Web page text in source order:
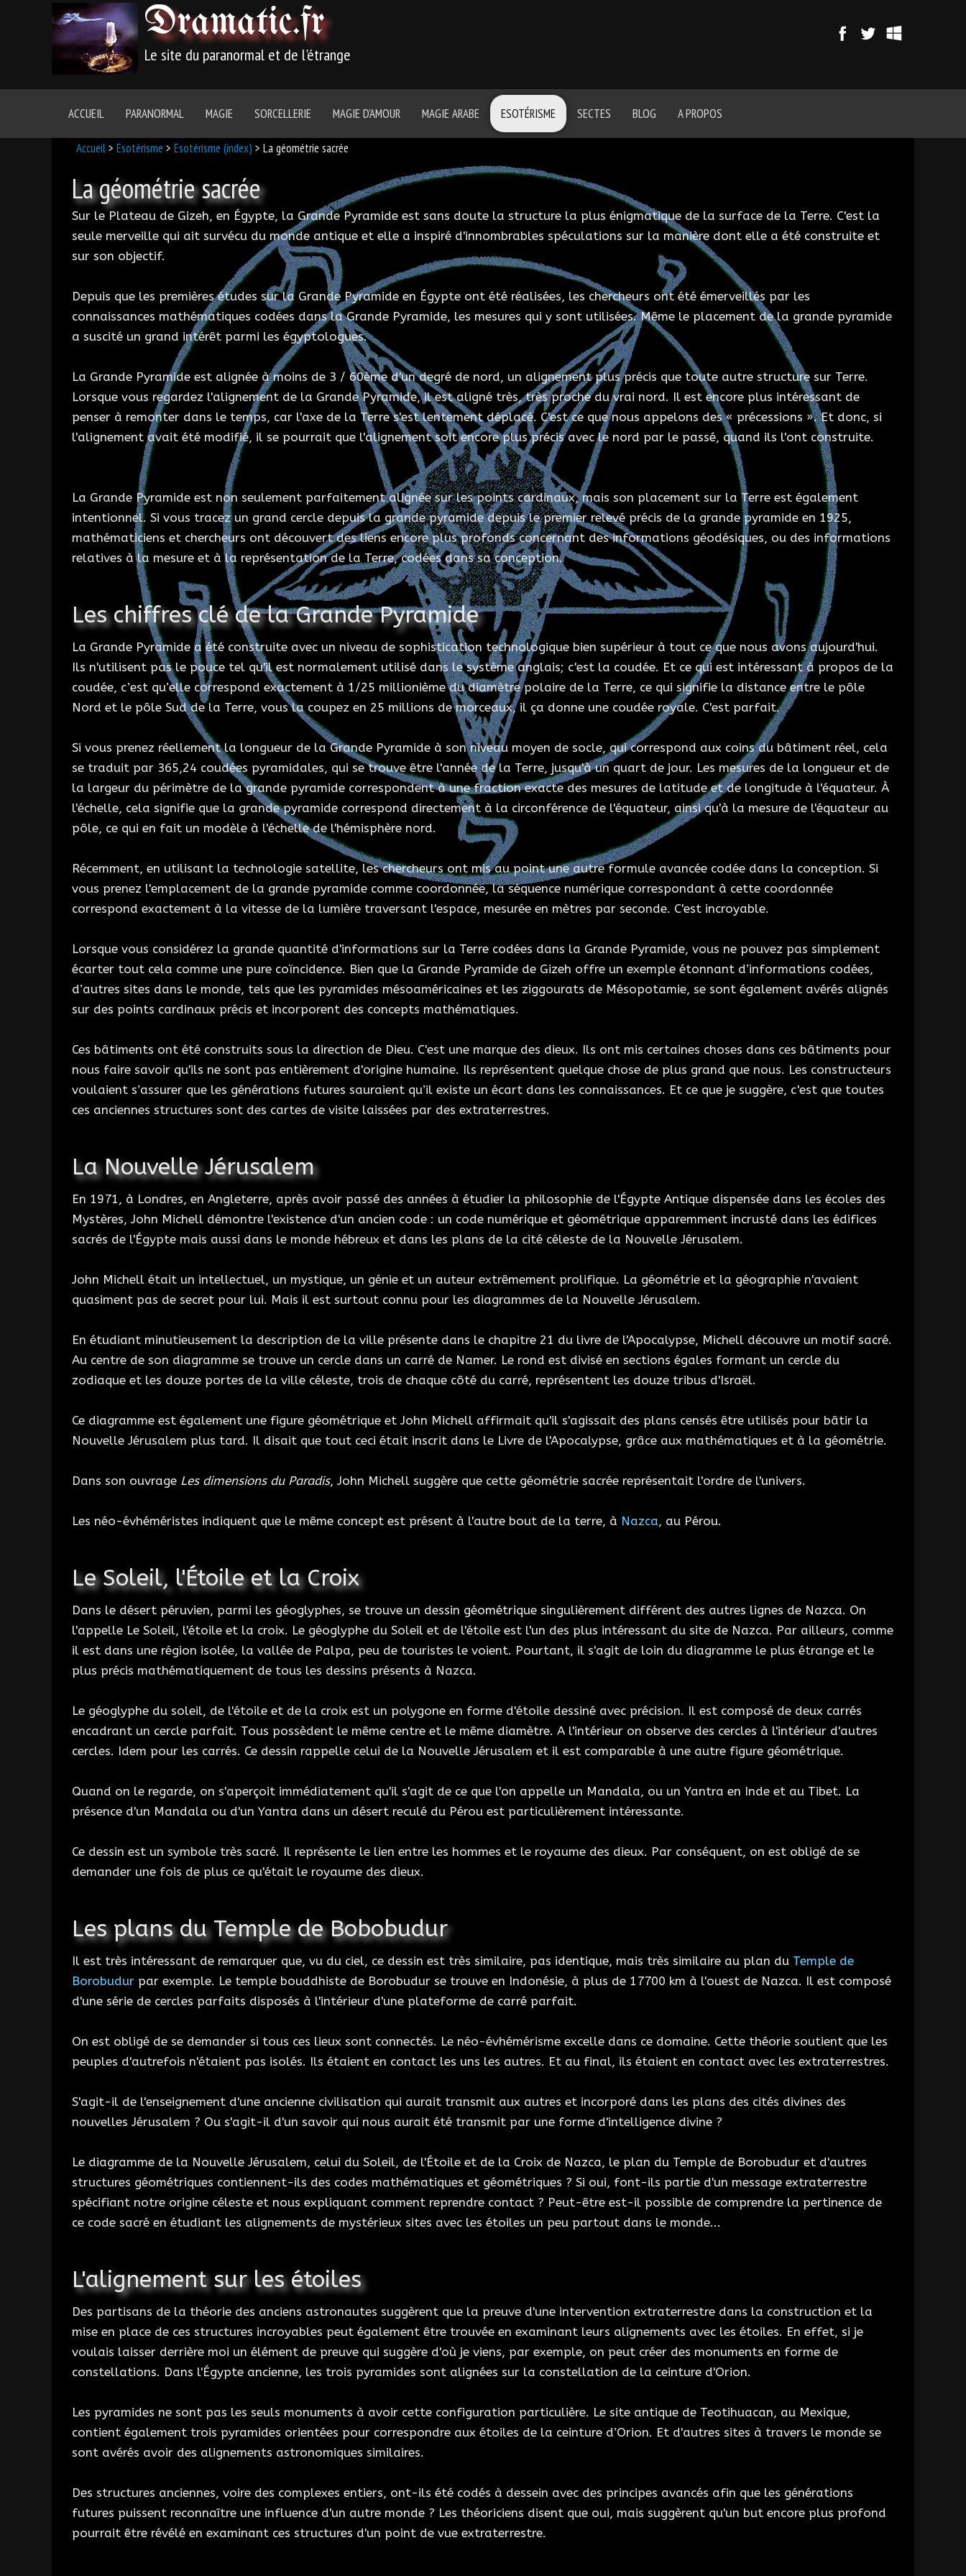
Dramatic.fr
Le site du paranormal et de l'étrange
ACCUEIL PARANORMAL MAGIE SORCELLERIE MAGIE D'AMOUR MAGIE ARABE ESOTÉRISME SECTES BLOG A PROPOS
Accueil> Esotérisme > Esotérisme (index) > La géométrie sacrée
La géométrie sacrée
Sur le Plateau de Gizeh, en Égypte, la Grande Pyramide est sans doute la structure la plus énigmatique de la surface de la Terre. C'est la
seule merveille qui ait survécu du monde antique et elle a inspiré d'innombrables spéculations sur la manière dont elle a été construite et
sur son objectif.
Depuis que les premières études sur la Grande Pyramide en Égypte ont été réalisées, les chercheurs ont été émerveillés par les
connaissances mathématiques codées dans la Grande Pyramide, les mesures qui y sont utilisées. Même le placement de la grande pyramide
a suscité un grand intérêt parmi les égyptologues.
La Grande Pyramide est alignée à moins de 3 / 60ème d'un degré de nord, un alignement plus précis que toute autre structure sur Terre.
Lorsque vous regardez l'alignement de la Grande Pyramide, il est aligné très, très proche du vrai nord. Il est encore plus intéressant de
penser à remonter dans le temps, car l'axe de la Terre s'est lentement déplacé. C'est ce que nous appelons des « précessions ». Et donc, si
l'alignement avait été modifié, il se pourrait que l'alignement soit encore plus précis avec le nord par le passé, quand ils l'ont construite.
La Grande Pyramide est non seulement parfaitement alignée sur les points cardinaux, mais son placement sur la Terre est également
intentionnel. Si vous tracez un grand cercle depuis la grande pyramide depuis le premier relevé précis de la grande pyramide en 1925,
mathématiciens et chercheurs ont découvert des liens encore plus profonds concernant des informations géodésiques, ou des informations
relatives à la mesure et à la représentation de la Terre, codées dans sa conception.
Les chiffres clé de la Grande Pyramide
La Grande Pyramide a été construite avec un niveau de sophistication technologique bien supérieur à tout ce que nous avons aujourd'hui.
Ils n'utilisent pas le pouce tel qu'il est normalement utilisé dans le système anglais; c'est la coudée. Et ce qui est intéressant à propos de la
coudée, c’est qu’elle correspond exactement à 1/25 millionième du diamètre polaire de la Terre, ce qui signifie la distance entre le pôle
Nord et le pôle Sud de la Terre, vous la coupez en 25 millions de morceaux, il ça donne une coudée royale. C'est parfait.
Si vous prenez réellement la longueur de la Grande Pyramide à son niveau moyen de socle, qui correspond aux coins du bâtiment réel, cela
se traduit par 365,24 coudées pyramidales, qui se trouve être l'année de la Terre, jusqu'à un quart de jour. Les mesures de la longueur et de
la largeur du périmètre de la grande pyramide correspondent à une fraction exacte des mesures de latitude et de longitude à l'équateur. À
l'échelle, cela signifie que la grande pyramide correspond directement à la circonférence de l'équateur, ainsi qu'à la mesure de l'équateur au
pôle, ce qui en fait un modèle à l'échelle de l'hémisphère nord.
Récemment, en utilisant la technologie satellite, les chercheurs ont mis au point une autre formule avancée codée dans la conception. Si
vous prenez l'emplacement de la grande pyramide comme coordonnée, la séquence numérique correspondant à cette coordonnée
correspond exactement à la vitesse de la lumière traversant l'espace, mesurée en mètres par seconde. C'est incroyable.
Lorsque vous considérez la grande quantité d'informations sur la Terre codées dans la Grande Pyramide, vous ne pouvez pas simplement
écarter tout cela comme une pure coïncidence. Bien que la Grande Pyramide de Gizeh offre un exemple étonnant d’informations codées,
d’autres sites dans le monde, tels que les pyramides mésoaméricaines et les ziggourats de Mésopotamie, se sont également avérés alignés
sur des points cardinaux précis et incorporent des concepts mathématiques.
Ces bâtiments ont été construits sous la direction de Dieu. C'est une marque des dieux. Ils ont mis certaines choses dans ces bâtiments pour
nous faire savoir qu'ils ne sont pas entièrement d'origine humaine. Ils représentent quelque chose de plus grand que nous. Les constructeurs
voulaient s’assurer que les générations futures sauraient qu’il existe un écart dans les connaissances. Et ce que je suggère, c'est que toutes
ces anciennes structures sont des cartes de visite laissées par des extraterrestres.
La Nouvelle Jérusalem
En 1971, à Londres, en Angleterre, après avoir passé des années à étudier la philosophie de l'Égypte Antique dispensée dans les écoles des
Mystères, John Michell démontre l'existence d'un ancien code : un code numérique et géométrique apparemment incrusté dans les édifices
sacrés de l'Égypte mais aussi dans le monde hébreux et dans les plans de la cité céleste de la Nouvelle Jérusalem.
John Michell était un intellectuel, un mystique, un génie et un auteur extrêmement prolifique. La géométrie et la géographie n'avaient
quasiment pas de secret pour lui. Mais il est surtout connu pour les diagrammes de la Nouvelle Jérusalem.
En étudiant minutieusement la description de la ville présente dans le chapitre 21 du livre de l'Apocalypse, Michell découvre un motif sacré.
Au centre de son diagramme se trouve un cercle dans un carré de Namer. Le rond est divisé en sections égales formant un cercle du
zodiaque et les douze portes de la ville céleste, trois de chaque côté du carré, représentent les douze tribus d'Israël.
Ce diagramme est également une figure géométrique et John Michell affirmait qu'il s'agissait des plans censés être utilisés pour bâtir la
Nouvelle Jérusalem plus tard. Il disait que tout ceci était inscrit dans le Livre de l'Apocalypse, grâce aux mathématiques et à la géométrie.
Dans son ouvrage Les dimensions du Paradis, John Michell suggère que cette géométrie sacrée représentait l'ordre de l'univers.
Les néo-évhéméristes indiquent que le même concept est présent à l'autre bout de la terre, à Nazca, au Pérou.
Le Soleil, l'Étoile et la Croix
Dans le désert péruvien, parmi les géoglyphes, se trouve un dessin géométrique singulièrement différent des autres lignes de Nazca. On
l'appelle Le Soleil, l'étoile et la croix. Le géoglyphe du Soleil et de l'étoile est l'un des plus intéressant du site de Nazca. Par ailleurs, comme
il est dans une région isolée, la vallée de Palpa, peu de touristes le voient. Pourtant, il s'agit de loin du diagramme le plus étrange et le
plus précis mathématiquement de tous les dessins présents à Nazca.
Le géoglyphe du soleil, de l'étoile et de la croix est un polygone en forme d'étoile dessiné avec précision. Il est composé de deux carrés
encadrant un cercle parfait. Tous possèdent le même centre et le même diamètre. A l'intérieur on observe des cercles à l'intérieur d'autres
cercles. Idem pour les carrés. Ce dessin rappelle celui de la Nouvelle Jérusalem et il est comparable à une autre figure géométrique.
Quand on le regarde, on s'aperçoit immédiatement qu'il s'agit de ce que l'on appelle un Mandala, ou un Yantra en Inde et au Tibet. La
présence d'un Mandala ou d'un Yantra dans un désert reculé du Pérou est particulièrement intéressante.
Ce dessin est un symbole très sacré. Il représente le lien entre les hommes et le royaume des dieux. Par conséquent, on est obligé de se
demander une fois de plus ce qu'était le royaume des dieux.
Les plans du Temple de Bobobudur
Il est très intéressant de remarquer que, vu du ciel, ce dessin est très similaire, pas identique, mais très similaire au plan du Temple de
Borobudur par exemple. Le temple bouddhiste de Borobudur se trouve en Indonésie, à plus de 17700 km à l'ouest de Nazca. Il est composé
d'une série de cercles parfaits disposés à l'intérieur d'une plateforme de carré parfait.
On est obligé de se demander si tous ces lieux sont connectés. Le néo-évhémérisme excelle dans ce domaine. Cette théorie soutient que les
peuples d'autrefois n'étaient pas isolés. Ils étaient en contact les uns les autres. Et au final, ils étaient en contact avec les extraterrestres.
S'agit-il de l'enseignement d'une ancienne civilisation qui aurait transmit aux autres et incorporé dans les plans des cités divines des
nouvelles Jérusalem ? Ou s'agit-il d'un savoir qui nous aurait été transmit par une forme d'intelligence divine ?
Le diagramme de la Nouvelle Jérusalem, celui du Soleil, de l'Étoile et de la Croix de Nazca, le plan du Temple de Borobudur et d'autres
structures géométriques contiennent-ils des codes mathématiques et géométriques ? Si oui, font-ils partie d'un message extraterrestre
spécifiant notre origine céleste et nous expliquant comment reprendre contact ? Peut-être est-il possible de comprendre la pertinence de
ce code sacré en étudiant les alignements de mystérieux sites avec les étoiles un peu partout dans le monde...
L'alignement sur les étoiles
Des partisans de la théorie des anciens astronautes suggèrent que la preuve d'une intervention extraterrestre dans la construction et la
mise en place de ces structures incroyables peut également être trouvée en examinant leurs alignements avec les étoiles. En effet, si je
voulais laisser derrière moi un élément de preuve qui suggère d'où je viens, par exemple, on peut créer des monuments en forme de
constellations. Dans l'Égypte ancienne, les trois pyramides sont alignées sur la constellation de la ceinture d'Orion.
Les pyramides ne sont pas les seuls monuments à avoir cette configuration particulière. Le site antique de Teotihuacan, au Mexique,
contient également trois pyramides orientées pour correspondre aux étoiles de la ceinture d’Orion. Et d'autres sites à travers le monde se
sont avérés avoir des alignements astronomiques similaires.
Des structures anciennes, voire des complexes entiers, ont-ils été codés à dessein avec des principes avancés afin que les générations
futures puissent reconnaître une influence d'un autre monde ? Les théoriciens disent que oui, mais suggèrent qu'un but encore plus profond
pourrait être révélé en examinant ces structures d'un point de vue extraterrestre.